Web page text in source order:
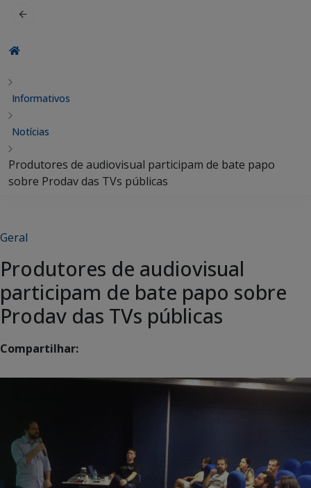
Informativos
Notícias
Produtores de audiovisual participam de bate papo
sobre Prodav das TVs públicas
Geral
Produtores de audiovisual
participam de bate papo sobre
Prodav das TVs públicas
Compartilhar: